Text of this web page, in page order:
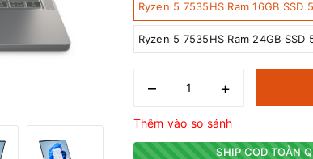
Ryzen 5 7535HS Ram 16GB
Ryzen 5 7535HS Ram 24GB
– +
Thêm vào so sánh
SHIP COD TOÀN